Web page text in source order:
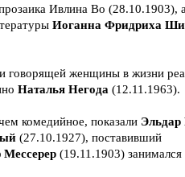
Ивлина Во (28.10.1903),
Иоганна Фридриха
говорящей женщины в жизни
Наталья Негода (12.11.1963).
комедийное, показали Эльдар
(27.10.1927), поставивший
Мессерер (19.11.1903) занимался